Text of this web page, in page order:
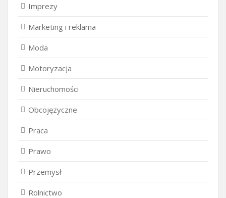
Imprezy
Marketing i reklama
Moda
Motoryzacja
Nieruchomości
Obcojęzyczne
Praca
Prawo
Przemysł
Rolnictwo